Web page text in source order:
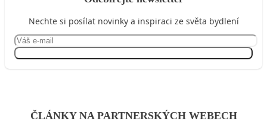
Nechte si posílat novinky a inspiraci ze světa bydlení
ČLÁNKY NA PARTNERSKÝCH WEBECH